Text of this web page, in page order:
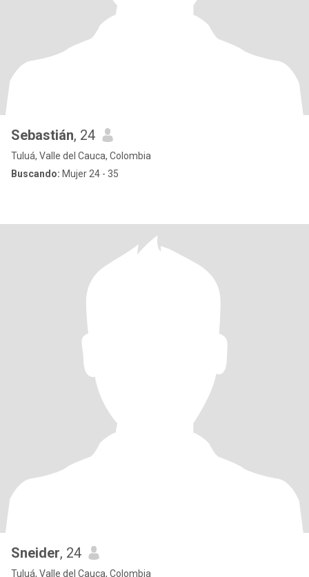
Sebastián, 24
Tuluá, Valle del Cauca, Colombia
Buscando: Mujer 24 - 35
Sneider, 24
Tuluá, Valle del Cauca, Colombia